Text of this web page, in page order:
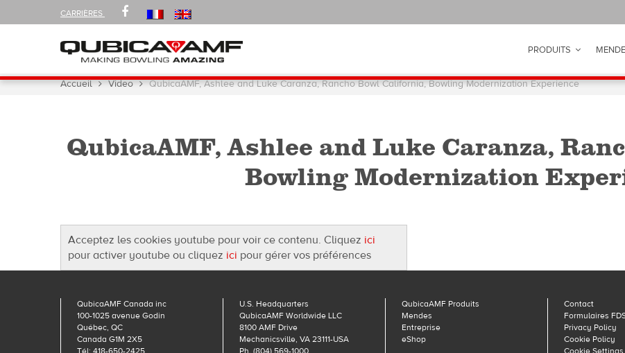
CARRIÈRES
FOLLOW
US
FACEBOOK
Navigation PRODUITS
Vous
Accueil Video QubicaAMF, Ashlee and Luke Caranza, Rancho Bowl California, Bowling Modernization Experience
QubicaAMF, Ashlee and Luke Caranza,
Bowling Modernization
Acceptez les cookies youtube pour voir ce contenu. Cliquez ici
pour activer youtube ou cliquez ici pour gérer vos préférences
QubicaAMF Canada inc
100-1025 avenue Godin
Québec, QC
Canada G1M 2X5
Tél: 418-650-2425
U.S. Headquarters
QubicaAMF Worldwide LLC
8100 AMF Drive
Mechanicsville, VA 23111-USA
Ph. (804) 569-1000
QubicaAMF Produits
Mendes
Entreprise
eShop
Contact
Formulaires
Privacy Policy
Cookie Policy
Cookie Settings